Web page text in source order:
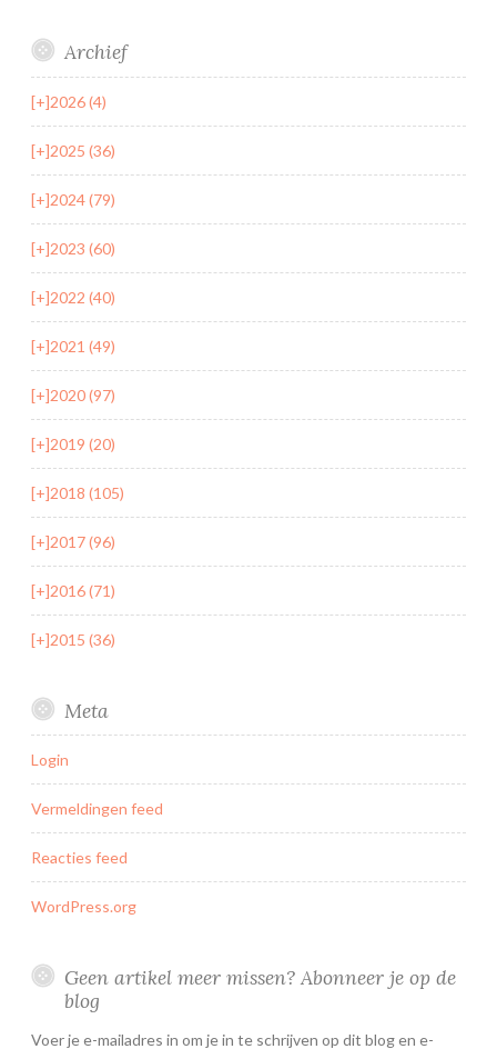
Archief
[+]2026 (4)
[+]2025 (36)
[+]2024 (79)
[+]2023 (60)
[+]2022 (40)
[+]2021 (49)
[+]2020 (97)
[+]2019 (20)
[+]2018 (105)
[+]2017 (96)
[+]2016 (71)
[+]2015 (36)
Meta
Login
Vermeldingen feed
Reacties feed
WordPress.org
Geen artikel meer missen? Abonneer je op de
blog
Voer je e-mailadres in om je in te schrijven op dit blog en e-